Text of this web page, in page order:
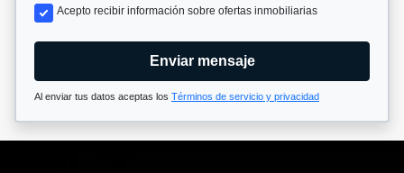
Acepto recibir información sobre ofertas inmobiliarias
Enviar mensaje
Al enviar tus datos aceptas los Términos de servicio y privacidad